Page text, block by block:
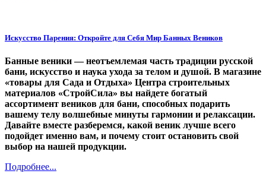
Искусство Парения: Откройте для Себя Мир Банных Веников
Банные веники — неотъемлемая часть традиции русской
бани, искусство и наука ухода за телом и душой. В магазине
«товары для Сада и Отдыха» Центра строительных
материалов «СтройСила» вы найдете богатый
ассортимент веников для бани, способных подарить
вашему телу волшебные минуты гармонии и релаксации.
Давайте вместе разберемся, какой веник лучше всего
подойдет именно вам, и почему стоит остановить свой
выбор на нашей продукции.
Подробнее...